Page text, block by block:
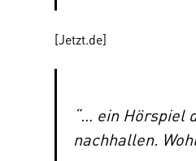
[Jetzt.de]
“… ein Hörspiel
nachhallen.